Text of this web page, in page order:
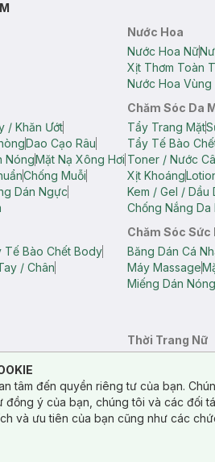
Nước Hoa
Nước Hoa Nữ
Xịt Thơm Toàn
Nước Hoa Vùng
/ Khăn Ướt
Dao Cạo Râu
NóngMặt Nạ Xông Hơi
Chống Muỗi
Dán Ngực
Chăm Sóc Da
Tẩy Trang Mặt
Tẩy Tế Bào
Toner / Nước
Xịt Khoáng
Kem / Gel / Dầu
Chống Nắng Da
Tế Bào Chết Body
/ Chân
Chăm Sóc Sức
Băng Dán Cá
Máy Massage
Miếng Dán Nóng
Kiện Tắm
Cầm Tay / Quạt Mini
Nước GiặtNước Xả
Thời Trang Nữ
Quần Lót Nữ
Túi Xách
tâm đến quyền riêng tư của bạn.
đồng ý của bạn, chúng tôi và các đối
và ưu tiên của bạn cũng như các